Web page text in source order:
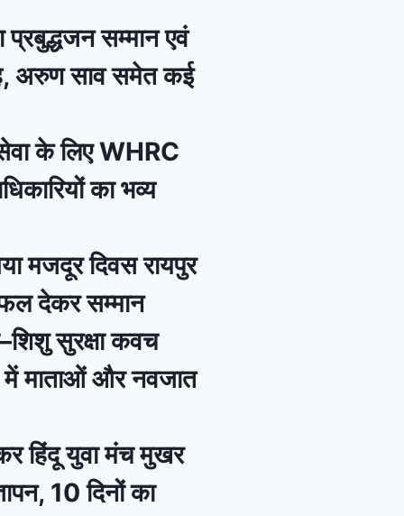
प्रबुद्धजन सम्मान एवं
अरुण साव समेत कई
के लिए WHRC
का भव्य
मजदूर दिवस रायपुर
देकर सम्मान
सुरक्षा कवच
में माताओं और नवजात
हिंदू युवा मंच मुखर
10 दिनों का